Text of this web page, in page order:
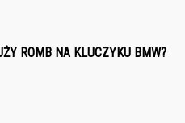
ROMB NA KLUCZYKU BMW?